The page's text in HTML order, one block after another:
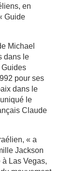
en
Guide
Michael
dans le
Guides
pour ses
dans le
le
Claude
« a
Jackson
à Las Vegas,